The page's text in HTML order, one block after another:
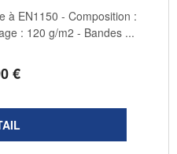
€
à EN1150 - Composition :
: 120 g/m2 - Bandes ...